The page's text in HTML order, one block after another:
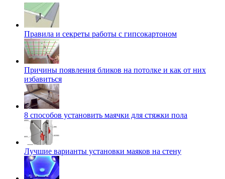
Правила и секреты работы с гипсокартоном
Причины появления бликов на потолке и как от них
избавиться
8 способов установить маячки для стяжки пола
Лучшие варианты установки маяков на стену